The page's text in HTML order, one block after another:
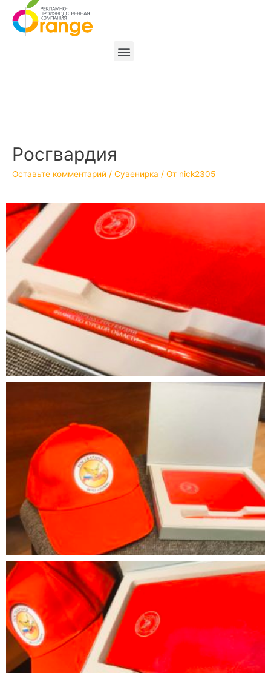
Росгвардия
Оставьте комментарий / Сувенирка / От nick2305